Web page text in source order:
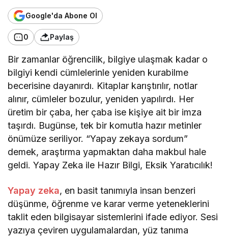
Google'da Abone Ol
0 Paylaş
Bir zamanlar öğrencilik, bilgiye ulaşmak kadar o
bilgiyi kendi cümlelerinle yeniden kurabilme
becerisine dayanırdı. Kitaplar karıştırılır, notlar
alınır, cümleler bozulur, yeniden yapılırdı. Her
üretim bir çaba, her çaba ise kişiye ait bir imza
taşırdı. Bugünse, tek bir komutla hazır metinler
önümüze seriliyor. “Yapay zekaya sordum”
demek, araştırma yapmaktan daha makbul hale
geldi. Yapay Zeka ile Hazır Bilgi, Eksik Yaratıcılık!
Yapay zeka, en basit tanımıyla insan benzeri
düşünme, öğrenme ve karar verme yeteneklerini
taklit eden bilgisayar sistemlerini ifade ediyor. Sesi
yazıya çeviren uygulamalardan, yüz tanıma